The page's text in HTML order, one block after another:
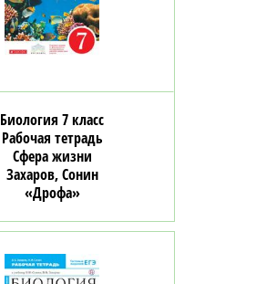
Биология 7 класс
Рабочая тетрадь
Сфера жизни
Захаров, Сонин
«Дрофа»